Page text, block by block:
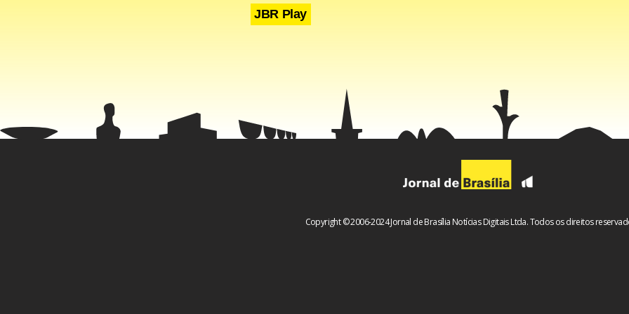
JBR Play
Copyright © 2006-2024 Jornal de Brasília Notícias Digitais Ltda. Todos os direitos